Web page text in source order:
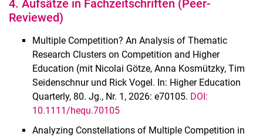
4. Aufsätze in Fachzeitschriften (Peer-
Reviewed)
Multiple Competition? An Analysis of Thematic
Research Clusters on Competition and Higher
Education (mit Nicolai Götze, Anna Kosmützky, Tim
Seidenschnur und Rick Vogel. In: Higher Education
Quarterly, 80. Jg., Nr. 1, 2026: e70105. DOI:
10.1111/hequ.70105
Analyzing Constellations of Multiple Competition in